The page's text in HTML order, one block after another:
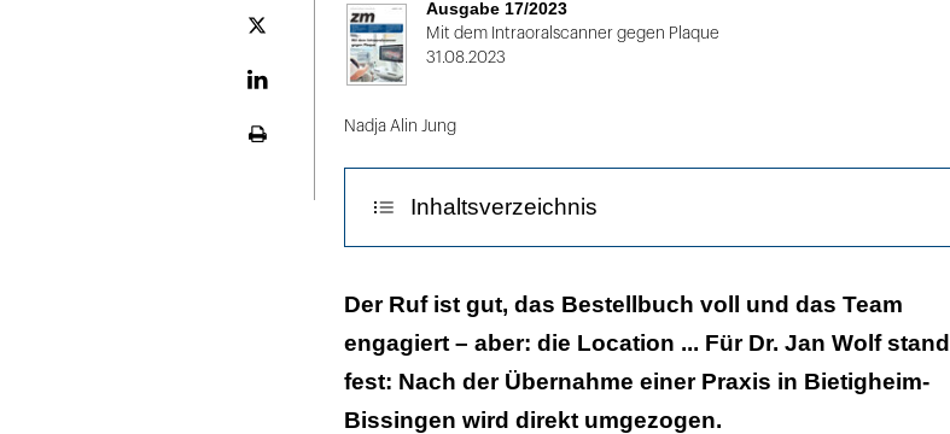
Plattform
Ausgabe 17/2023
Mit dem Intraoralscanner gegen Plaque
31.08.2023
Nadja Alin Jung
Inhaltsverzeichnis
Bitte kein Fantasie-Naming!
Dass alles nach Plan verläuft, kann man nicht voraussetzen
Der Ruf ist gut, das Bestellbuch voll und das Team
engagiert – aber: die Location ... Für Dr. Jan Wolf stand
fest: Nach der Übernahme einer Praxis in Bietigheim-
Bissingen wird direkt umgezogen.